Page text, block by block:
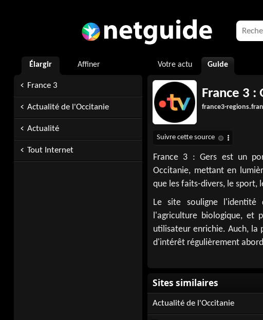
Élargir Affiner
France 3
Actualité de l'Occitanie
Actualité
Tout Internet
Votre actu Guide
France 3 :
france3-
France 3 : Gers est un
Occitanie, mettant en
que les faits-divers, le sport,
Le site souligne l'identité
l'agriculture biologique, et
utilisateur enrichie. Auch, la
d'intérêt régulièrement
Actualité de l'Occitanie